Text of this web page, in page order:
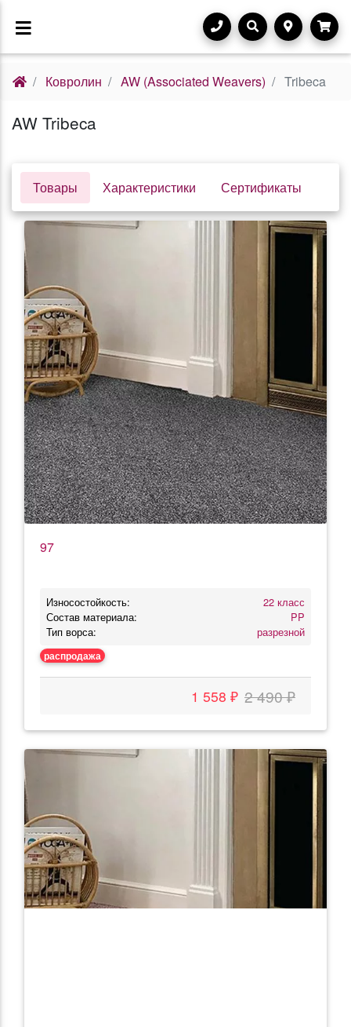
Ковролин AW (Associated Weavers) Tribeca
AW Tribeca
Товары Характеристики Сертификаты
97
Износостойкость:
22 класс
Состав материала:
PP
Тип ворса:
разрезной
распродажа
1 558 ₽ 2 490 ₽